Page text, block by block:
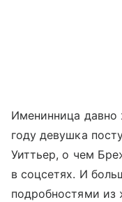
Именинница
году девушка
Уиттьер, о чем
в соцсетях. И
подробностями из